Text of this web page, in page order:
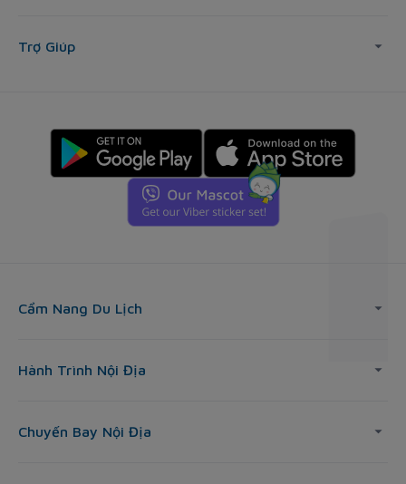
Trợ Giúp
Cẩm Nang Du Lịch
Hành Trình Nội Địa
Chuyến Bay Nội Địa